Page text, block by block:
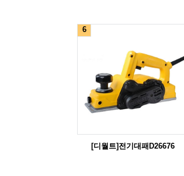
6
[디월트]전기대패D26676